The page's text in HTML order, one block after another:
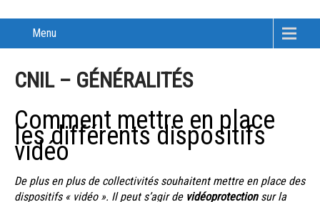
Menu
CNIL – GÉNÉRALITÉS
Comment mettre en place
les différents dispositifs
vidéo
De plus en plus de collectivités souhaitent mettre en place des
dispositifs « vidéo ». Il peut s’agir de vidéoprotectionsur la